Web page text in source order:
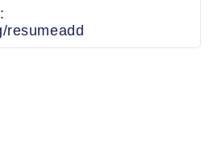
resumeadd